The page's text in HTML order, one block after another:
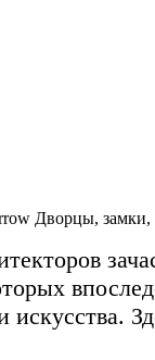
Дворцы, замки,
искусства.